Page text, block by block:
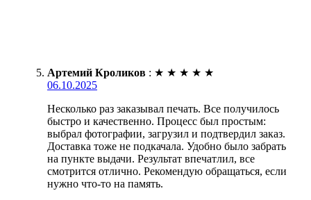
Артемий Кроликов : ★ ★ ★ ★ ★
06.10.2025
Несколько раз заказывал печать. Все получилось
быстро и качественно. Процесс был простым:
выбрал фотографии, загрузил и подтвердил заказ.
Доставка тоже не подкачала. Удобно было забрать
на пункте выдачи. Результат впечатлил, все
смотрится отлично. Рекомендую обращаться, если
нужно что-то на память.